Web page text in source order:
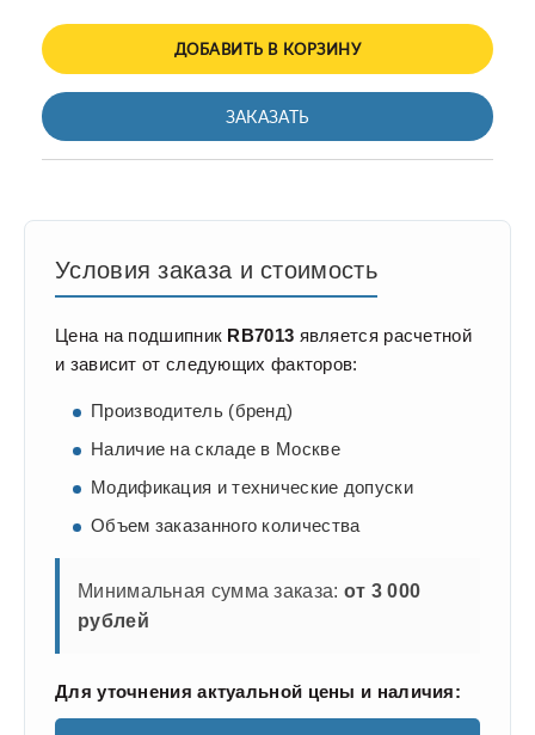
ДОБАВИТЬ В КОРЗИНУ
ЗАКАЗАТЬ
Условия заказа и стоимость
Цена на подшипник RB7013 является расчетной
и зависит от следующих факторов:
Производитель (бренд)
Наличие на складе в Москве
Модификация и технические допуски
Объем заказанного количества
Минимальная сумма заказа: от 3 000
рублей
Для уточнения актуальной цены и наличия: